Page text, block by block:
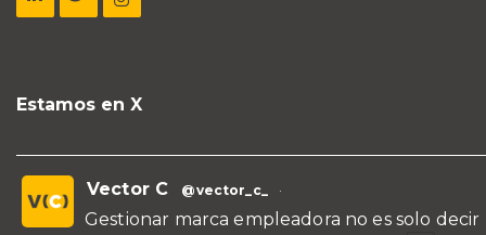
Estamos en X
Vector C @vector_c_ ·
Gestionar marca empleadora no es solo